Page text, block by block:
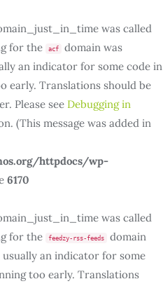
was called
for the acf
domain was
an indicator for some code in
early. Translations should be
Please see Debugging in
(This message was added in
httpdocs/wp-
6170
was called
for the feedzy-rss-feeds
domain
an indicator for some
too early. Translations